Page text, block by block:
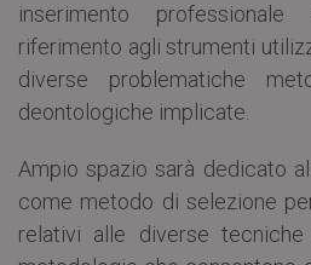
inserimento
riferimento agli strumenti
diverse problematiche
deontologiche implicate.
Ampio spazio sarà dedicato
come metodo di selezione
relativi alle diverse